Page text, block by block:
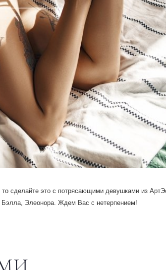
, то сделайте это с потрясающими девушками из
, Бэлла , Элеонора. Ждем Вас с нетерпением!